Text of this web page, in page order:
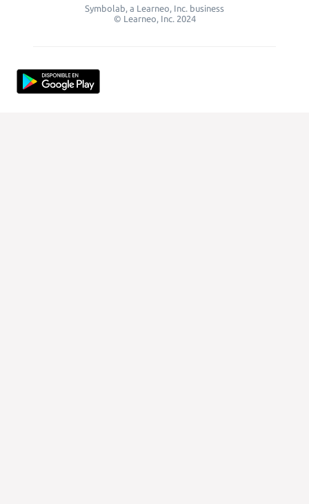
Symbolab, a Learneo, Inc. business
© Learneo, Inc. 2024